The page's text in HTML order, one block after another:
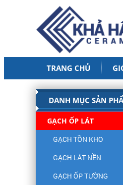
TRANG CHỦ
DANH MỤC SẢN
GẠCH ỐP LÁT
GẠCH TỒN KHO
GẠCH LÁT NỀN
GẠCH ỐP TƯỜNG